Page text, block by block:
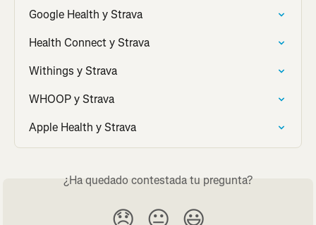
Google Health y Strava
Health Connect y Strava
Withings y Strava
WHOOP y Strava
Apple Health y Strava
¿Ha quedado contestada tu pregunta?